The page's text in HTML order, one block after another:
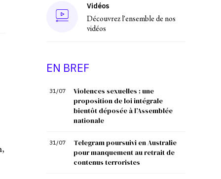
Vidéos
Découvrez l'ensemble de nos
vidéos
EN BREF
31/07
Violences sexuelles : une
proposition de loi intégrale
bientôt déposée à l’Assemblée
nationale
31/07
Telegram poursuivi en Australie
pour manquement au retrait de
contenus terroristes